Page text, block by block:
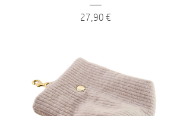
Preis
27,90 €